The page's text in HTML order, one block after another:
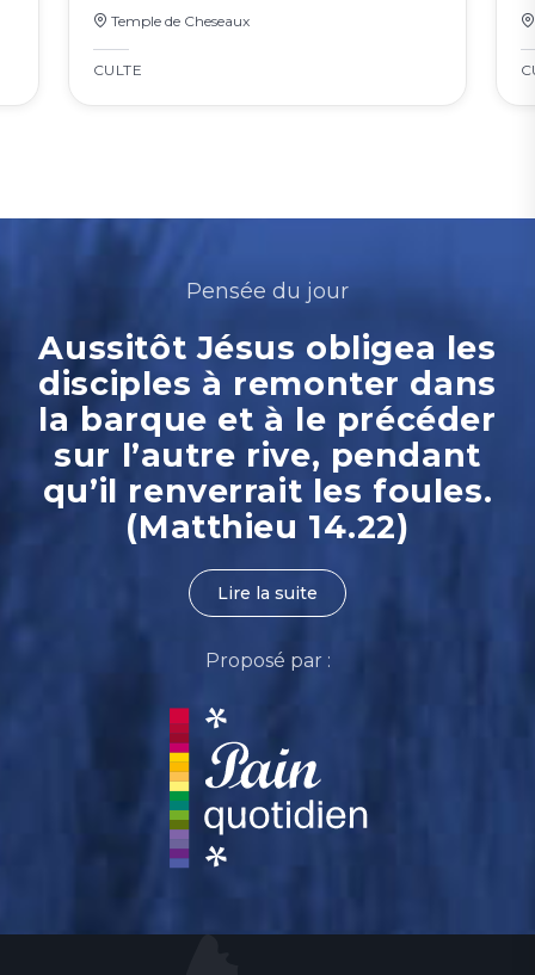
Temple de Cheseaux
CULTE
Pensée du jour
Aussitôt Jésus obligea les
disciples à remonter dans
la barque et à le précéder
sur l’autre rive, pendant
qu’il renverrait les foules.
(Matthieu 14.22)
Lire la suite
Proposé par :